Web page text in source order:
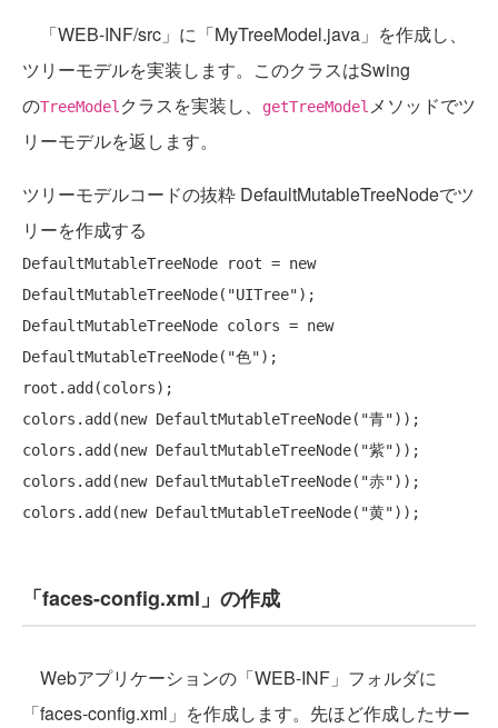
「WEB-INF/src」に「MyTreeModel.java」を作成し、
ツリーモデルを実装します。このクラスはSwing
のTreeModelクラスを実装し、 getTreeModelメソッドでツ
リーモデルを返します。
ツリーモデルコードの抜粋 DefaultMutableTreeNodeでツ
リーを作成する
DefaultMutableTreeNode root = new
DefaultMutableTreeNode( "UITree");
DefaultMutableTreeNode colors = new
DefaultMutableTreeNode( "色");
root.add(colors);
colors.add(new DefaultMutableTreeNode( "青"));
colors.add(new DefaultMutableTreeNode( "紫"));
colors.add(new DefaultMutableTreeNode( "赤"));
colors.add(new DefaultMutableTreeNode( "黄"
「faces-config.xml」の作成
Webアプリケーションの「WEB-INF」フォルダに
「faces-config.xml」を作成します。先ほど作成したサー